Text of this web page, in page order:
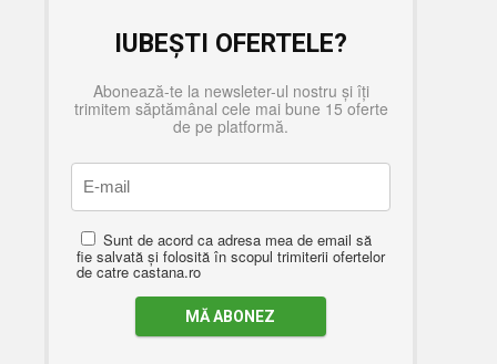
IUBEȘTI OFERTELE?
Abonează-te la newsleter-ul nostru și îți
trimitem săptămânal cele mai bune 15 oferte
de pe platformă.
Sunt de acord ca adresa mea de email să
fie salvată și folosită în scopul trimiterii ofertelor
de catre castana.ro